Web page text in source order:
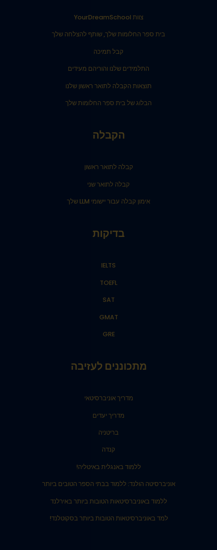
צוות YourDreamSchool
בית ספר החלומות שלך, שותף להצלחה שלך
קבל תמיכה
התלמידים שלנו והוריהם מעידים
תוצאות הקבלה לתואר ראשון שלנו
הבלוג של בית ספר החלומות שלך
הקבלה
קבלה לתואר ראשון
קבלה לתואר שני
אימון קבלה עבור יישומי LLM שלך
בדיקות
IELTS
TOEFL
SAT
GMAT
GRE
מתכוננים לעזיבה
מדריך אוניברסיטאי
מדריך יעדים
בריטניה
קנדה
ללמוד באנגלית באיטליה!
אוניברסיטה הולנד: ללמוד בבתי הספר הטובים ביותר
ללמוד באוניברסיטאות הטובות ביותר באירלנד
למד באוניברסיטאות הטובות ביותר בסקוטלנד!